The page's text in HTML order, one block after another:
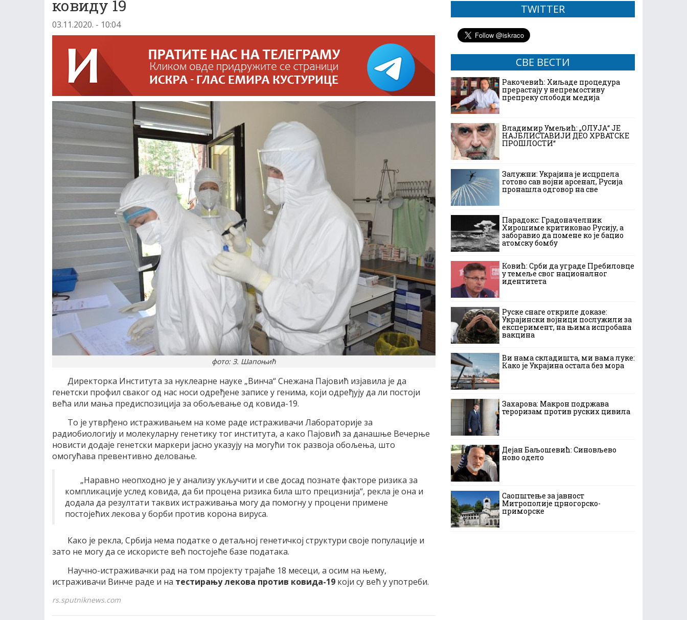
ковиду 19
03.11.2020. - 10:04
фото: З. Шапоњић
Директорка Института за нуклеарне науке „Винча“ Снежана Пајовић изјавила је да
генетски профил сваког од нас носи одређене записе у генима, који одређују да ли постоји
већа или мања предиспозиција за обољевање од ковида-19.
То је утврђено истраживањем на коме раде истраживачи Лабораторије за
радиобиологију и молекуларну генетику тог института, а како Пајовић за данашње Вечерње
новисти додаје генетски маркери јасно указују на могући ток развоја обољења, што
омогућава превентивно деловање.
„Наравно неопходно је у анализу укључити и све досад познате факторе ризика за
компликације услед ковида, да би процена ризика била што прецизнија“, рекла је она и
додала да резултати таквих истраживања могу да помогну у процени примене
постојећих лекова у борби против корона вируса.
Како је рекла, Србија нема податке о детаљној генетичкој структури своје популације и
зато не могу да се искористе већ постојеће базе података.
Научно-истраживачки рад на том пројекту трајаће 18 месеци, а осим на њему,
истраживачи Винче раде и на тестирању лекова против ковида-19 који су већ у употреби.
rs.sputniknews.com
TWITTER
СВЕ ВЕСТИ
Ракочевић: Хиљаде процедура
прерастају у непремостиву
препреку слободи медија
Владимир Умељић: „ОЛУЈА“ ЈЕ
НАЈБЛИСТАВИЈИ ДЕО ХРВАТСКЕ
ПРОШЛОСТИ“
Залужни: Украјина је исцрпела
готово сав војни арсенал, Русија
пронашла одговор на све
Парадокс: Градоначелник
Хирошиме критиковао Русију, а
заборавио да помене ко је бацио
атомску бомбу
Ковић: Срби да уграде Пребиловце
у темеље свог националног
идентитета
Руске снаге откриле доказе:
Украјински војници послужили за
експеримент, на њима испробана
вакцина
Ви нама складишта, ми вама луке:
Како је Украјина остала без мора
Захарова: Макрон подржава
тероризам против руских цивила
Дејан Баљошевић: Синовљево
ново одело
Саопштење за јавност
Митрополије црногорско-
приморске